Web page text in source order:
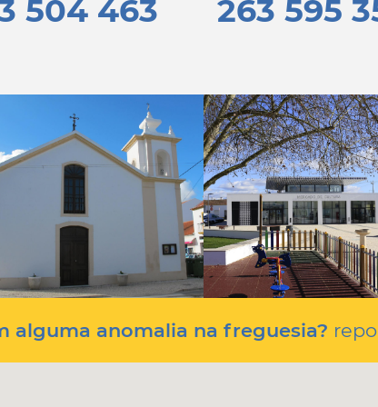
504 463 263 595
alguma anomalia na freguesia?